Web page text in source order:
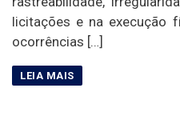
licitações e na execução
ocorrências […]